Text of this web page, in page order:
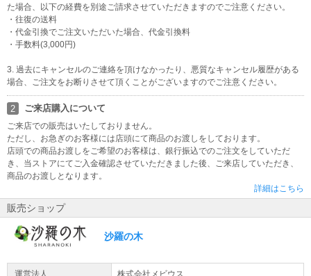
た場合、以下の経費を別途ご請求させていただきますのでご注意ください。
・往復の送料
・代金引換でご注文いただいた場合、代金引換料
・手数料(3,000円)
3. 過去にキャンセルのご連絡を頂けなかったり、悪質なキャンセル履歴がある
場合、ご注文をお断りさせて頂くことがございますのでご注意ください。
2 ご来店購入について
ご来店での販売はいたしておりません。
ただし、お急ぎのお客様には店頭にて商品のお渡しをしております。
店頭での商品お渡しをご希望のお客様は、銀行振込でのご注文をしていただ
き、当ストアにてご入金確認させていただきました後、ご来店していただき、
商品のお渡しとなります。
詳細はこちら
販売ショップ
沙羅の木
運営法人 株式会社メビウス